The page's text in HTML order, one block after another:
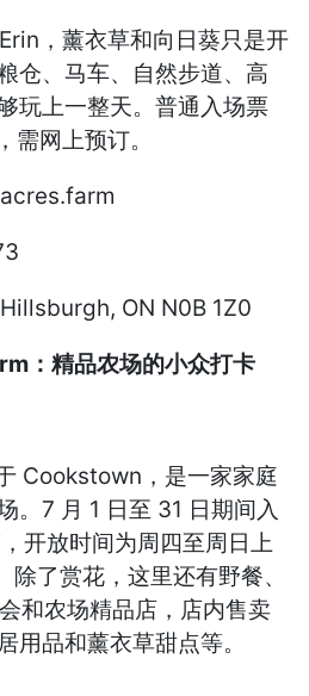
，薰衣草和向日葵只是开
、马车、自然步道、高
玩上一整天。普通入场票
需网上预订。
ON N0B 1Z0
：精品农场的小众打卡
Cookstown，是一家家庭
。7 月 1 日至 31 日期间入
，开放时间为周四至周日上
了赏花，这里还有野餐、
和农场精品店，店内售卖
用品和薰衣草甜点等。